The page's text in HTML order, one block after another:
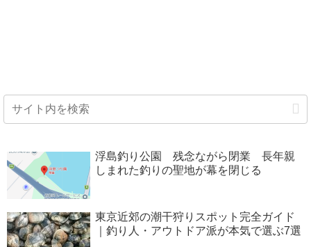
浮島釣り公園 残念ながら閉業 長年親
しまれた釣りの聖地が幕を閉じる
東京近郊の潮干狩りスポット完全ガイド
｜釣り人・アウトドア派が本気で選ぶ7選